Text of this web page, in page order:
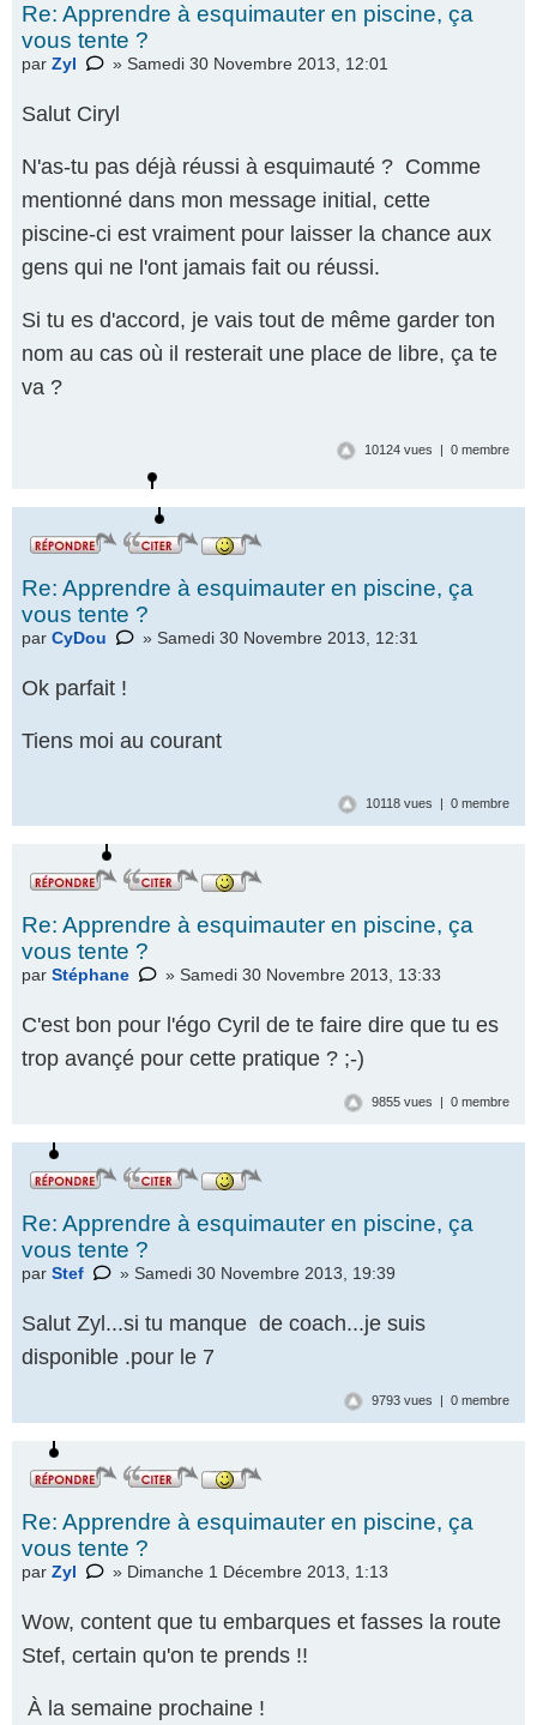
Re: Apprendre à esquimauter en piscine, ça
vous tente ?
par Zyl » Samedi 30 Novembre 2013, 12:01
Salut Ciryl
N'as-tu pas déjà réussi à esquimauté ? Comme
mentionné dans mon message initial, cette
piscine-ci est vraiment pour laisser la chance aux
gens qui ne l'ont jamais fait ou réussi.
Si tu es d'accord, je vais tout de même garder ton
nom au cas où il resterait une place de libre, ça te
va ?
10124 vues | 0 membre
Re: Apprendre à esquimauter en piscine, ça
vous tente ?
par CyDou » Samedi 30 Novembre 2013, 12:31
Ok parfait !
Tiens moi au courant
10118 vues | 0 membre
Re: Apprendre à esquimauter en piscine, ça
vous tente ?
par Stéphane » Samedi 30 Novembre 2013, 13:33
C'est bon pour l'égo Cyril de te faire dire que tu es
trop avançé pour cette pratique ? ;-)
9855 vues | 0 membre
Re: Apprendre à esquimauter en piscine, ça
vous tente ?
par Stef » Samedi 30 Novembre 2013, 19:39
Salut Zyl...si tu manque de coach...je suis
disponible .pour le 7
9793 vues | 0 membre
Re: Apprendre à esquimauter en piscine, ça
vous tente ?
par Zyl » Dimanche 1 Décembre 2013, 1:13
Wow, content que tu embarques et fasses la route
Stef, certain qu'on te prends !!
À la semaine prochaine !